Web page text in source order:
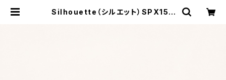
Silhouette（シルエット）SPX159